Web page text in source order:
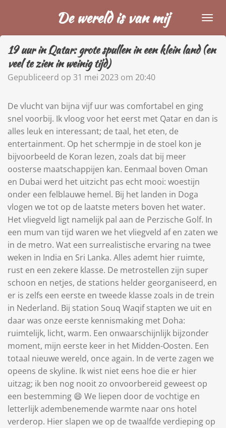
naar
de
hoofdinhoud
De wereld is van mij
19 uur in Qatar: grote spullen in een klein land (en
veel te zien in weinig tijd)
Gepubliceerd op 31 mei 2023 om 20:40
De vlucht van bijna vijf uur was comfortabel en ging
snel voorbij. Ik vloog voor het eerst met Qatar en dan is
alles leuk en interessant; de taal, het eten, de
entertainment. Op het schermpje in de stoel kon je
bijvoorbeeld de Koran lezen, zoals dat bij meer
oosterse maatschappijen kan. Eenmaal boven Oman
en Dubai werd het uitzicht pas echt mooi: woestijn
onder een felblauwe hemel. Bij het landen in Doga
vlogen we tot op de laatste meters boven het water.
Het vliegveld ligt namelijk pal aan de Perzische Golf. In
een mum van tijd waren we het vliegveld af en zaten we
in de metro. Wat een surrealistische ervaring na twee
weken in India en Sri Lanka. Alles ademt hier ruimte,
rust en een zekere klasse. De metrostellen zijn super
schoon en netjes, de stations helder georganiseerd, en
er is zelfs een eerste en tweede klasse zoals in de trein
in Nederland. Bij station Souq Waqif stapten we uit en
daar was onze eerste kennismaking met Doha:
ruimtelijk, licht, warm. Een onwaarschijnlijk bijzonder
moment, mijn eerste keer in het Midden-Oosten. Een
totaal nieuwe wereld, once again. In de verte zagen we
opeens de skyline. Ik wist niet eens hoe die er hier
uitzag; ik ben nog nooit zo onvoorbereid geweest op
een bestemming 😄 We liepen door de vochtige en
letterlijk adembenemende warmte naar ons hotel
verderop. Hier slapen we op de twaalfde verdieping op